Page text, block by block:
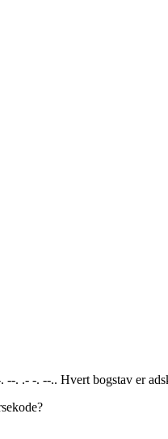
--. .- -. --.. Hvert bogstav er